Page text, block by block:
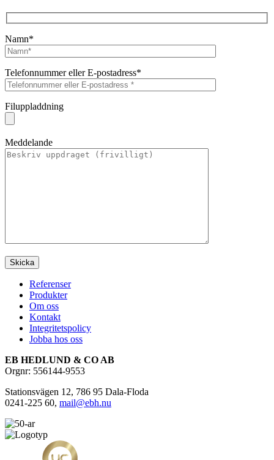
Namn*
Telefonnummer eller E-postadress*
Filuppladdning
Meddelande
Referenser
Produkter
Om oss
Kontakt
Integritetspolicy
Jobba hos oss
EB HEDLUND & CO AB
Orgnr: 556144-9553
Stationsvägen 12, 786 95 Dala-Floda
0241-225 60, mail@ebh.nu